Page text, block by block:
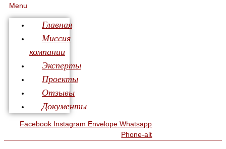
Menu
Главная
Миссия
компании
Эксперты
Проекты
Отзывы
Документы
Facebook Instagram Envelope Whatsapp
Phone-alt